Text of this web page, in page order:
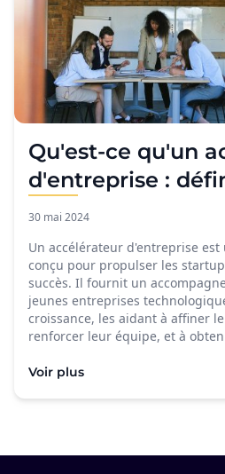
Qu'est-ce qu'un
d'entreprise :
30 mai 2024
Un accélérateur d'entreprise
conçu pour propulser les
succès. Il fournit un
jeunes entreprises
croissance, les aidant à affiner
renforcer leur équipe, et à
Voir plus